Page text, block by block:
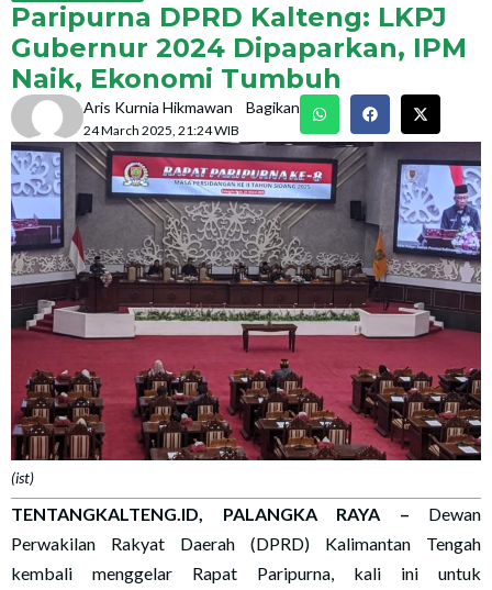
Paripurna DPRD Kalteng: LKPJ
Gubernur 2024 Dipaparkan, IPM
Naik, Ekonomi Tumbuh
Aris Kurnia Hikmawan
24 March 2025, 21:24 WIB
Bagikan
(ist)
TENTANGKALTENG.ID, PALANGKA RAYA – Dewan
Perwakilan Rakyat Daerah (DPRD) Kalimantan Tengah
kembali menggelar Rapat Paripurna, kali ini untuk